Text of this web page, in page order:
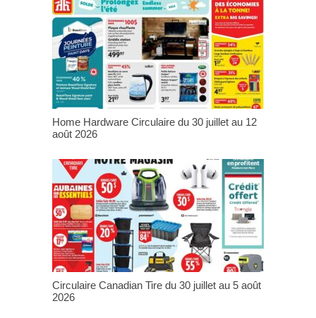
Home Hardware Circulaire du 30 juillet au 12
août 2026
Circulaire Canadian Tire du 30 juillet au 5 août
2026